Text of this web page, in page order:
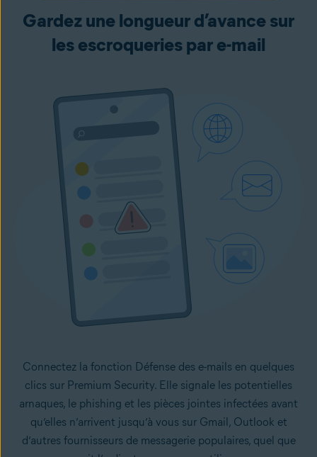
Gardez une longueur d’avance sur
les escroqueries par e-mail
Connectez la fonction Défense des e-mails en quelques
clics sur Premium Security. Elle signale les potentielles
arnaques, le phishing et les pièces jointes infectées avant
qu’elles n’arrivent jusqu’à vous sur Gmail, Outlook et
d’autres fournisseurs de messagerie populaires, quel que